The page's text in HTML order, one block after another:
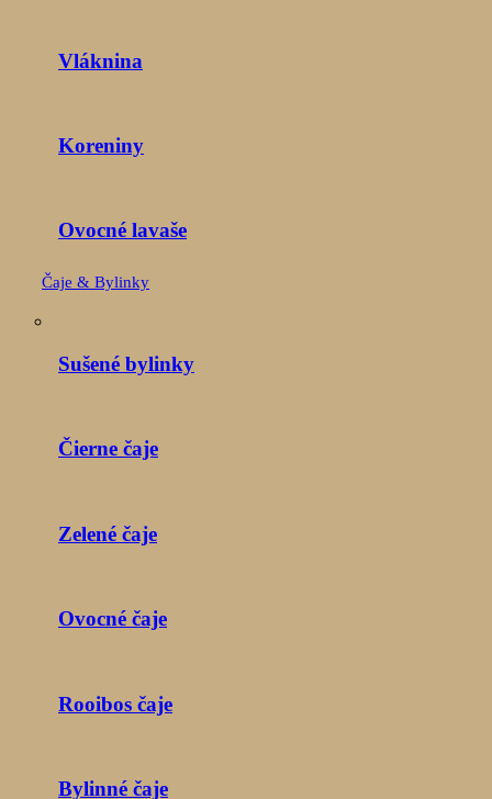
Vláknina
Koreniny
Ovocné lavaše
Čaje & Bylinky
Sušené bylinky
Čierne čaje
Zelené čaje
Ovocné čaje
Rooibos čaje
Bylinné čaje